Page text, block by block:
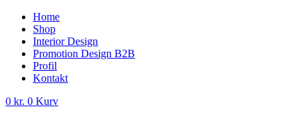
Home
Shop
Interior Design
Promotion Design B2B
Profil
Kontakt
0 kr. 0 Kurv